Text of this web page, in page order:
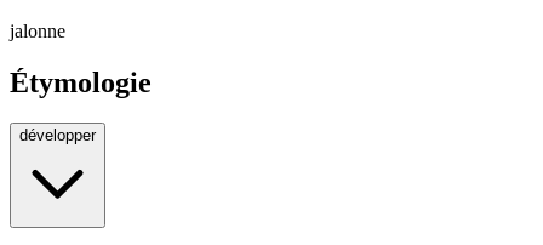
jalonne
Étymologie
développer